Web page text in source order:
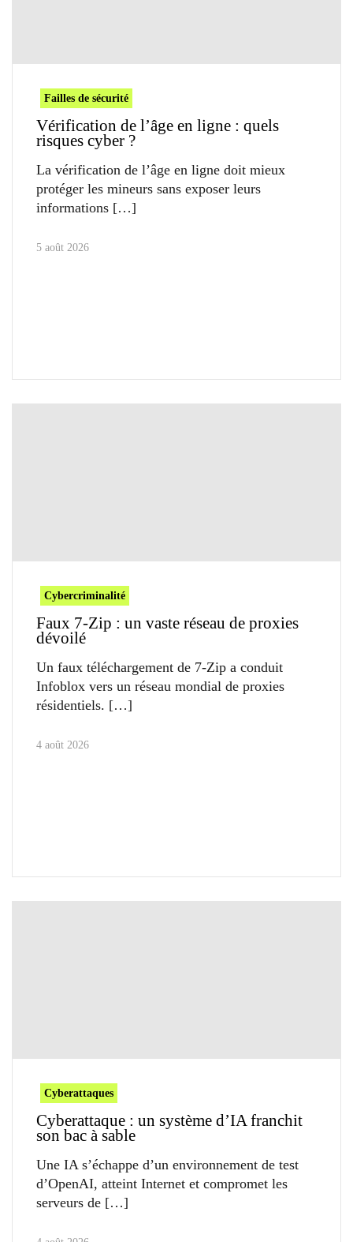
Failles de sécurité
Vérification de l’âge en ligne : quels
risques cyber ?
La vérification de l’âge en ligne doit mieux
protéger les mineurs sans exposer leurs
informations
5 août 2026
Cybercriminalité
Faux 7-Zip : un vaste réseau de proxies
dévoilé
Un faux téléchargement de 7-Zip a conduit
Infoblox vers un réseau mondial de proxies
résidentiels.
4 août 2026
Cyberattaques
Cyberattaque : un système d’IA franchit
son bac à sable
Une IA s’échappe d’un environnement de test
d’OpenAI, atteint Internet et compromet les
serveurs de